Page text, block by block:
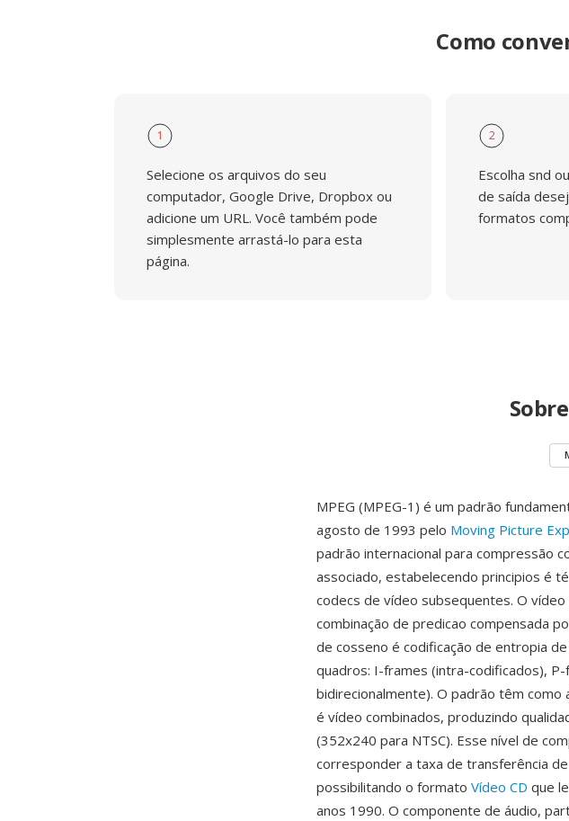
Como
1
Selecione os arquivos do seu
computador, Google Drive, Dropbox ou
adicione um URL. Você também pode
simplesmente arrastá-lo para esta
página.
2
Escolha snd
de saída
formatos
MPEG (MPEG-1) é um padrão
agosto de 1993 pelo Moving Picture
padrão internacional para compressão
associado, estabelecendo principios é
codecs de vídeo subsequentes. O
combinação de predicao compensada
de cosseno é codificação de entropia
quadros: I-frames (intra-codificados),
bidirecionalmente). O padrão têm
é vídeo combinados, produzindo
(352x240 para NTSC). Esse nível de
corresponder a taxa de transferência
possibilitando o formato Vídeo CD que
anos 1990. O componente de áudio,